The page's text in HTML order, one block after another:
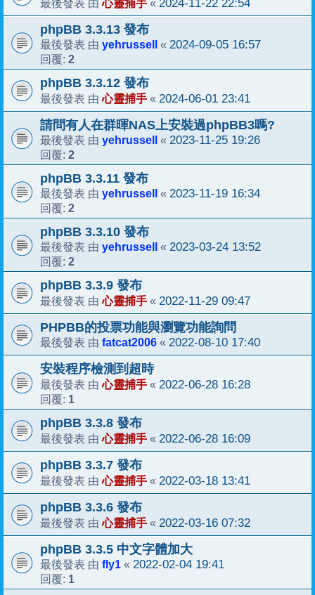
最後發表 由心靈捕手 « 2024-11-22 22:54
phpBB 3.3.13 發布
最後發表 由 yehrussell « 2024-09-05 16:57
回覆: 2
phpBB 3.3.12 發布
最後發表 由心靈捕手 « 2024-06-01 23:41
請問有人在群暉NAS上安裝過phpBB3嗎?
最後發表 由 yehrussell « 2023-11-25 19:26
回覆: 2
phpBB 3.3.11 發布
最後發表 由 yehrussell « 2023-11-19 16:34
回覆: 2
phpBB 3.3.10 發布
最後發表 由 yehrussell « 2023-03-24 13:52
回覆: 2
phpBB 3.3.9 發布
最後發表 由心靈捕手 « 2022-11-29 09:47
PHPBB的投票功能與瀏覽功能詢問
最後發表 由 fatcat2006 « 2022-08-10 17:40
安裝程序檢測到超時
最後發表 由心靈捕手 « 2022-06-28 16:28
回覆: 1
phpBB 3.3.8 發布
最後發表 由心靈捕手 « 2022-06-28 16:09
phpBB 3.3.7 發布
最後發表 由心靈捕手 « 2022-03-18 13:41
phpBB 3.3.6 發布
最後發表 由心靈捕手 « 2022-03-16 07:32
phpBB 3.3.5 中文字體加大
最後發表 由 fly1 « 2022-02-04 19:41
回覆: 1